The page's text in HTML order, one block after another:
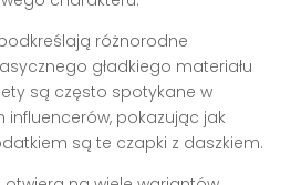
różnorodne
gładkiego materiału
są często spotykane w
influencerów, pokazując jak
są te czapki z daszkiem.